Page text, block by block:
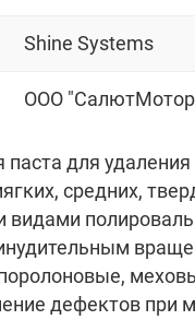
Shine Systems
OOO
для удаления
средних,
видами
дефектов при